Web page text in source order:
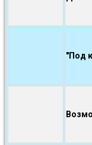
"Под